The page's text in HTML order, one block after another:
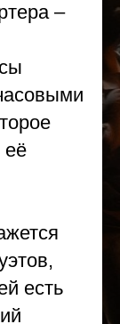
–
её
есть